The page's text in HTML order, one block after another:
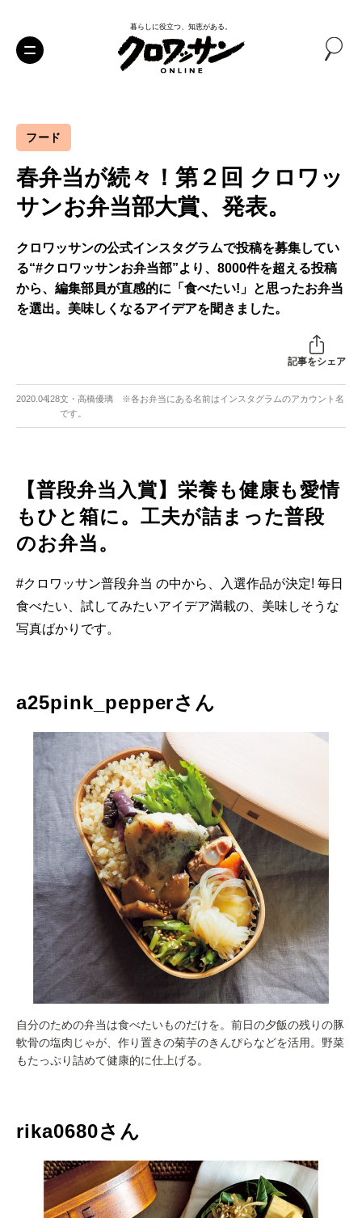
暮らしに役立つ、知恵がある。
フード
春弁当が続々！第２回 クロワッ
サンお弁当部大賞、発表。
クロワッサンの公式インスタグラムで投稿を募集してい
る“#クロワッサンお弁当部”より、8000件を超える投稿
から、編集部員が直感的に「食べたい!」と思ったお弁当
を選出。美味しくなるアイデアを聞きました。
記事をシェア
2020.04.28文・高橋優璃 ※各お弁当にある名前はインスタグラムのアカウント名
です。
【普段弁当入賞】栄養も健康も愛情
もひと箱に。工夫が詰まった普段
のお弁当。
#クロワッサン普段弁当 の中から、入選作品が決定! 毎日
食べたい、試してみたいアイデア満載の、美味しそうな
写真ばかりです。
a25pink_pepperさん
自分のための弁当は食べたいものだけを。前日の夕飯の残りの豚
軟骨の塩肉じゃが、作り置きの菊芋のきんぴらなどを活用。野菜
もたっぷり詰めて健康的に仕上げる。
rika0680さん